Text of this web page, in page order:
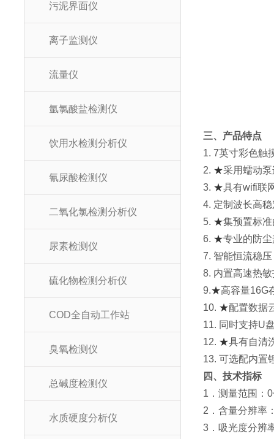
污泥界面仪
离子监测仪
流量仪
氩氯酸盐检测仪
饮用水检测分析仪
氰尿酸检测仪
二氧化氯检测分析仪
尿素检测仪
硫化物检测分析仪
COD全自动工作站
臭氧检测仪
总碱度检测仪
水质硬度分析仪
三、产品特点
1. 7英寸彩色触
2. ★采用蠕动
3. ★具有wifi联
4. 定制波长高
5. ★集预置标
6. ★专业的防
7. 智能恒流稳
8. 内置高速热
9.★高容量16G
10. ★配置数据
11. 同时支持U
12. ★具有自清
13. 可选配内置
四、技术指标
1．测量范围：
2．含量分辨率
3．吸光度分辨